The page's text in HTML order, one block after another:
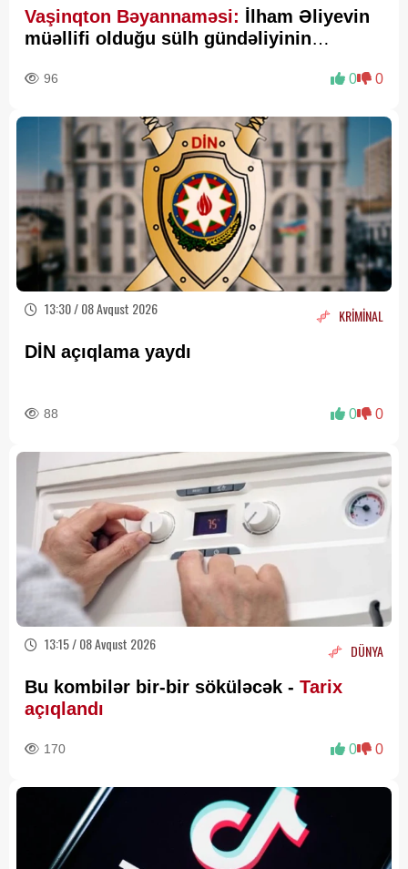
Vaşinqton Bəyannaməsi: İlham Əliyevin
müəllifi olduğu sülh gündəliyinin
96 0 0
13:30 / 08 Avqust 2026 KRİMİNAL
DİN açıqlama yaydı
88 0 0
13:15 / 08 Avqust 2026 DÜNYA
Bu kombilər bir-bir söküləcək - Tarix
açıqlandı
170 0 0